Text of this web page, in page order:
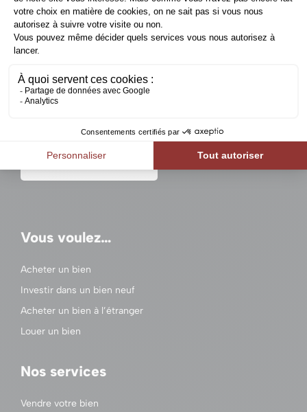
Un projet immobilier en
Contactez-nous
Vous voulez…
Acheter un bien
Investir dans un bien neuf
Acheter un bien à l’étranger
Louer un bien
Nos services
Vendre votre bien